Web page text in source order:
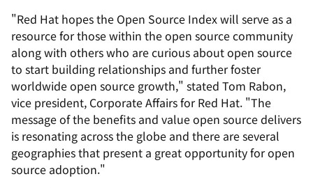
"Red Hat hopes the Open Source Index will serve as a
resource for those within the open source community
along with others who are curious about open source
to start building relationships and further foster
worldwide open source growth," stated Tom Rabon,
vice president, Corporate Affairs for Red Hat. "The
message of the benefits and value open source delivers
is resonating across the globe and there are several
geographies that present a great opportunity for open
source adoption."